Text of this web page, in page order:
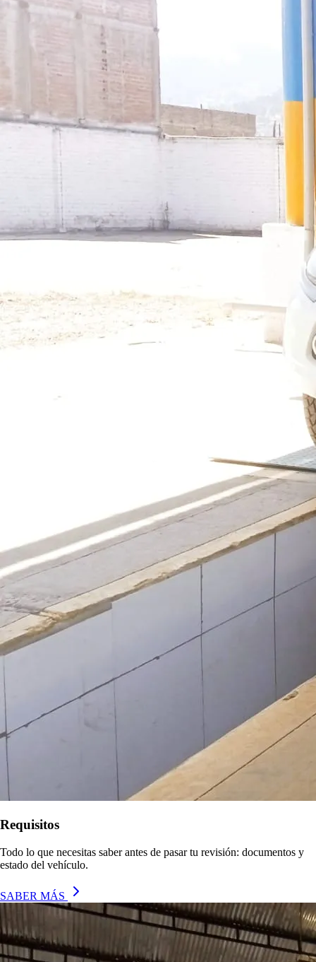
Requisitos
Todo lo que necesitas saber antes de pasar tu revisión: documentos y
estado del vehículo.
SABER MÁS